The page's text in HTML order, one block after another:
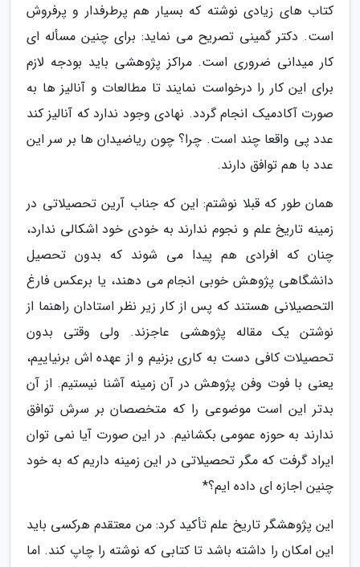
کتاب های زیادی نوشته که بسیار هم پرطرفدار و پرفروش
است. دکتر گمینی تصریح می نماید: برای چنین مسأله ای
کار میدانی ضروری است. مراکز پژوهشی باید بودجه لازم
برای این کار را درخواست نمایند تا مطالعات و آنالیز ها به
صورت آکادمیک انجام گردد. نهادی وجود ندارد که آنالیز کند
عدد پی واقعا چند است. چرا؟ چون ریاضیدان ها بر سر این
عدد با هم توافق دارند.
همان طور که قبلا نوشتم: این که جناب آرین تحصیلاتی در
زمینه تاریخ علم و نجوم ندارند به خودی خود اشکالی ندارد،
چنان که افرادی هم پیدا می شوند که بدون تحصیل
دانشگاهی پژوهش خوبی انجام می دهند، یا برعکس فارغ
التحصیلانی هستند که پس از کار زیر نظر استادان راهنما از
نوشتن یک مقاله پژوهشی عاجزند. ولی وقتی بدون
تحصیلات کافی دست به کاری بزنیم و از عهده اش برنیاییم،
یعنی با فوت وفن پژوهش در آن زمینه آشنا نیستیم. از آن
بدتر این است موضوعی را که متخصصان بر سرش توافق
ندارند به حوزه عمومی بکشانیم. در این صورت آیا نمی توان
ایراد گرفت که مگر تحصیلاتی در این زمینه داریم که به خود
چنین اجازه ای داده ایم؟*
این پژوهشگر تاریخ علم تأکید کرد: من معتقدم هرکسی باید
این امکان را داشته باشد تا کتابی که نوشته را چاپ کند. اما